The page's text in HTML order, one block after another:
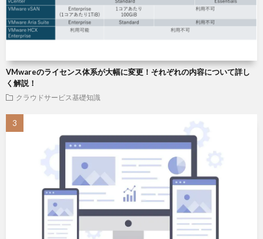
VMwareのライセンス体系が大幅に変更！それぞれの内容について詳し
く解説！
クラウドサービス基礎知識